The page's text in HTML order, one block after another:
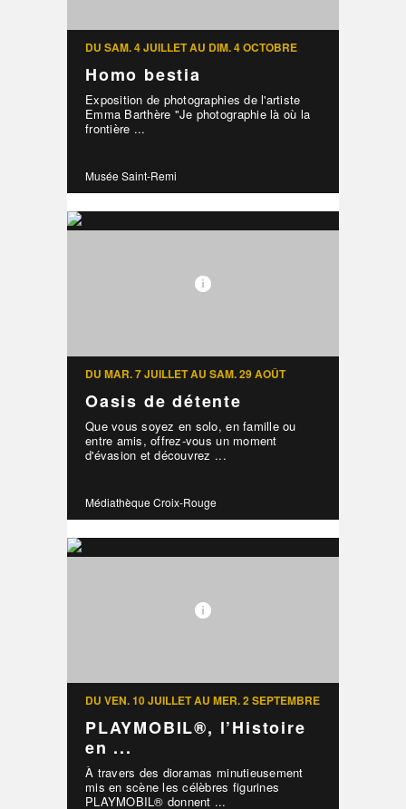
DU SAM. 4 JUILLET AU DIM. 4 OCTOBRE
Homo bestia
Exposition de photographies de l'artiste
Emma Barthère "Je photographie là où la
frontière ...
Musée Saint-Remi
DU MAR. 7 JUILLET AU SAM. 29 AOÛT
Oasis de détente
Que vous soyez en solo, en famille ou
entre amis, offrez-vous un moment
d'évasion et découvrez ...
Médiathèque Croix-Rouge
DU VEN. 10 JUILLET AU MER. 2 SEPTEMBRE
PLAYMOBIL®, l’Histoire
en ...
À travers des dioramas minutieusement
mis en scène les célèbres figurines
PLAYMOBIL® donnent ...